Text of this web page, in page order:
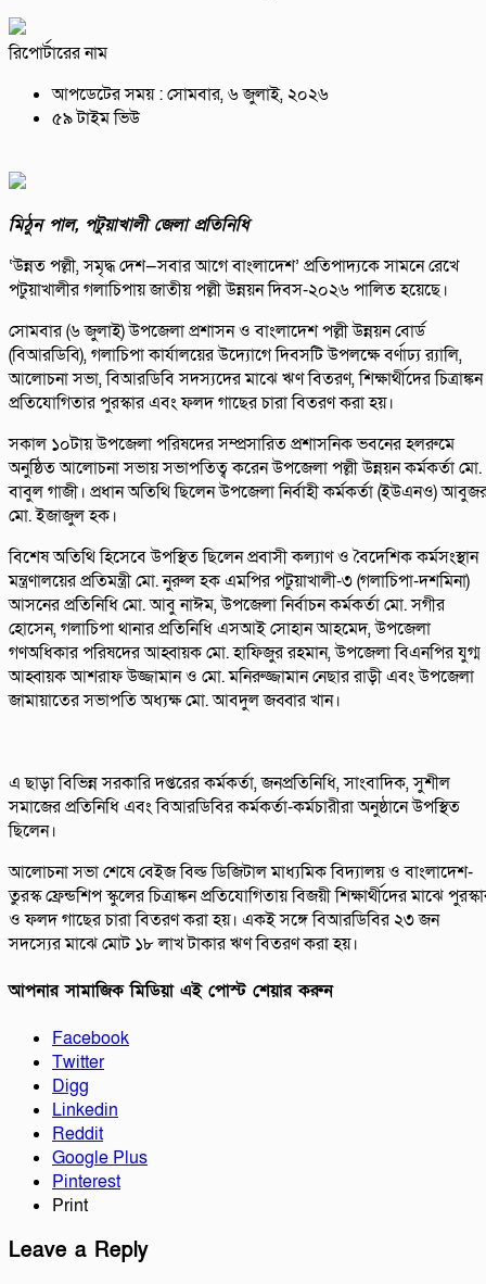
রিপোর্টারের নাম
আপডেটের সময় : সোমবার, ৬ জুলাই, ২০২৬
৫৯ টাইম ভিউ
মিঠুন পাল, পটুয়াখালী জেলা প্রতিনিধি
‘উন্নত পল্লী, সমৃদ্ধ দেশ—সবার আগে বাংলাদেশ’ প্রতিপাদ্যকে সামনে রেখে
পটুয়াখালীর গলাচিপায় জাতীয় পল্লী উন্নয়ন দিবস-২০২৬ পালিত হয়েছে।
সোমবার (৬ জুলাই) উপজেলা প্রশাসন ও বাংলাদেশ পল্লী উন্নয়ন বোর্ড
(বিআরডিবি), গলাচিপা কার্যালয়ের উদ্যোগে দিবসটি উপলক্ষে বর্ণাঢ্য র‌্যালি,
আলোচনা সভা, বিআরডিবি সদস্যদের মাঝে ঋণ বিতরণ, শিক্ষার্থীদের চিত্রাঙ্কন
প্রতিযোগিতার পুরস্কার এবং ফলদ গাছের চারা বিতরণ করা হয়।
সকাল ১০টায় উপজেলা পরিষদের সম্প্রসারিত প্রশাসনিক ভবনের হলরুমে
অনুষ্ঠিত আলোচনা সভায় সভাপতিত্ব করেন উপজেলা পল্লী উন্নয়ন কর্মকর্তা মো.
বাবুল গাজী। প্রধান অতিথি ছিলেন উপজেলা নির্বাহী কর্মকর্তা (ইউএনও)
মো. ইজাজুল হক।
বিশেষ অতিথি হিসেবে উপস্থিত ছিলেন প্রবাসী কল্যাণ ও বৈদেশিক কর্মসংস্থান
মন্ত্রণালয়ের প্রতিমন্ত্রী মো. নুরুল হক এমপির পটুয়াখালী-৩ (গলাচিপা-দশমিনা)
আসনের প্রতিনিধি মো. আবু নাঈম, উপজেলা নির্বাচন কর্মকর্তা মো. সগীর
হোসেন, গলাচিপা থানার প্রতিনিধি এসআই সোহান আহমেদ, উপজেলা
গণঅধিকার পরিষদের আহ্বায়ক মো. হাফিজুর রহমান, উপজেলা বিএনপির যুগ্ম
আহ্বায়ক আশরাফ উজ্জামান ও মো. মনিরুজ্জামান নেছার রাড়ী এবং উপজেলা
জামায়াতের সভাপতি অধ্যক্ষ মো. আবদুল জব্বার খান।
এ ছাড়া বিভিন্ন সরকারি দপ্তরের কর্মকর্তা, জনপ্রতিনিধি, সাংবাদিক, সুশীল
সমাজের প্রতিনিধি এবং বিআরডিবির কর্মকর্তা-কর্মচারীরা অনুষ্ঠানে উপস্থিত
ছিলেন।
আলোচনা সভা শেষে বেইজ বিল্ড ডিজিটাল মাধ্যমিক বিদ্যালয় ও বাংলাদেশ-
তুরস্ক ফ্রেন্ডশিপ স্কুলের চিত্রাঙ্কন প্রতিযোগিতায় বিজয়ী শিক্ষার্থীদের মাঝে
ও ফলদ গাছের চারা বিতরণ করা হয়। একই সঙ্গে বিআরডিবির ২৩ জন
সদস্যের মাঝে মোট ১৮ লাখ টাকার ঋণ বিতরণ করা হয়।
আপনার সামাজিক মিডিয়া এই পোস্ট শেয়ার করুন
Facebook
Twitter
Digg
Linkedin
Reddit
Google Plus
Pinterest
Print
Leave a Reply